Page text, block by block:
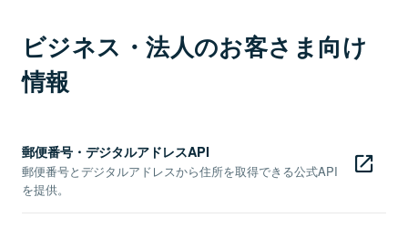
ビジネス・法人のお客さま向け
情報
郵便番号・デジタルアドレスAPI
郵便番号とデジタルアドレスから住所を取得できる公式API
を提供。